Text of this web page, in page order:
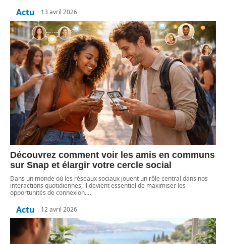
Actu 13 avril 2026
Découvrez comment voir les amis en communs
sur Snap et élargir votre cercle social
Dans un monde où les réseaux sociaux jouent un rôle central dans nos
interactions quotidiennes, il devient essentiel de maximiser les
opportunités de connexion.…
Actu 12 avril 2026